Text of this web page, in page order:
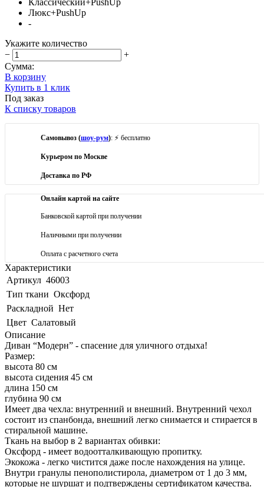
Люкс+PushUp
-
Укажите количество
−
+
Сумма:
В корзину
Купить в 1 клик
Под заказ
К списку товаров
Самовывоз (шоу-рум): ⚡ бесплатно
Курьером по Москве
Доставка по РФ
Онлайн картой на сайте
Банковской картой при получении
Наличными при получении
Оплата с расчетного счета
Характеристики
Артикул 46003
Тип ткани Оксфорд
Раскладной Нет
Цвет Салатовый
Описание
Диван “Модерн” - спасение для уличного отдыха!
Размер:
высота 80 см
высота сидения 45 см
длина 150 см
глубина 90 см
Имеет два чехла: внутренний и внешний. Внутренний чехол
состоит из спанбонда, внешний легко снимается и стирается в
стиральной машине.
Ткань на выбор в 2 вариантах обивки:
Оксфорд - имеет водоотталкивающую пропитку.
Экокожа - легко чистится даже после нахождения на улице.
Внутри гранулы пенополистирола, диаметром от 1 до 3 мм,
которые не шуршат и подтверждены сертификатом качества.